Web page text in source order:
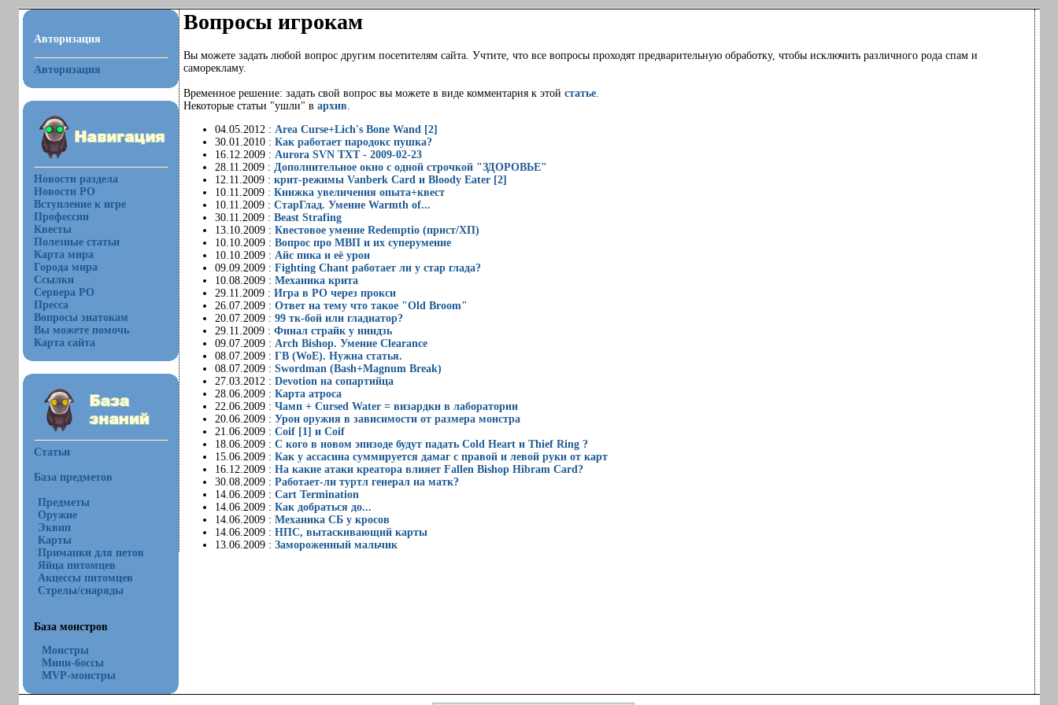
Авторизация
Авторизация
Новости раздела
Новости РО
Вступление к игре
Профессии
Квесты
Полезные статьи
Карта мира
Города мира
Ссылки
Сервера РО
Пресса
Вопросы знатокам
Вы можете помочь
Карта сайта
Статьи
База предметов
Предметы
Оружие
Эквип
Карты
Приманки для петов
Яйца питомцев
Акцессы питомцев
Стрелы/снаряды
База монстров
Монстры
Мини-боссы
MVP-монстры
Вопросы игрокам
Вы можете задать любой вопрос другим посетителям сайта. Учтите, что все вопросы проходят предварительную обработку, чтобы исключить различного рода спам и
саморекламу.
Временное решение: задать свой вопрос вы можете в виде комментария к этой статье.
Некоторые статьи "ушли" в архив
04.05.2012 : Area Curse+Lich's Bone Wand [2]
30.01.2010 : Как работает пародокс пушка?
16.12.2009 : Aurora SVN TXT - 2009-02-23
28.11.2009 : Дополнительное окно с одной строчкой "ЗДОРОВЬЕ"
12.11.2009 : крит-режимы Vanberk Card и Bloody Eater [2]
10.11.2009 : Книжка увеличения опыта+квест
10.11.2009 : СтарГлад. Умение Warmth of...
30.11.2009 : Beast Strafing
13.10.2009 : Квестовое умение Redemptio (прист/ХП)
10.10.2009 : Вопрос про МВП и их суперумение
10.10.2009 : Айс пика и её урон
09.09.2009 : Fighting Chant работает ли у стар глада?
10.08.2009 : Механика крита
29.11.2009 : Игра в РО через прокси
26.07.2009 : Ответ на тему что такое "Old Broom"
20.07.2009 : 99 тк-бой или гладиатор?
29.11.2009 : Финал страйк у ниндзь
09.07.2009 : Arch Bishop. Умение Clearance
08.07.2009 : ГВ (WoE). Нужна статья.
08.07.2009 : Swordman (Bash+Magnum Break)
27.03.2012 : Devotion на сопартийца
28.06.2009 : Карта атроса
22.06.2009 : Чамп + Cursed Water = визардки в лаборатории
20.06.2009 : Урон оружия в зависимости от размера монстра
21.06.2009 : Coif [1] и Coif
18.06.2009 : С кого в новом эпизоде будут падать Cold Heart и Thief Ring ?
15.06.2009 : Как у ассасина суммируется дамаг с правой и левой руки от карт
16.12.2009 : На какие атаки креатора влияет Fallen Bishop Hibram Card?
30.08.2009 : Работает-ли туртл генерал на матк?
14.06.2009 : Cart Termination
14.06.2009 : Как добраться до...
14.06.2009 : Механика СБ у кросов
14.06.2009 : НПС, вытаскивающий карты
13.06.2009 : Замороженный мальчик